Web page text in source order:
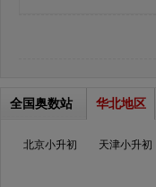
全国奥数站 华北地区
北京小升初 天津小升初